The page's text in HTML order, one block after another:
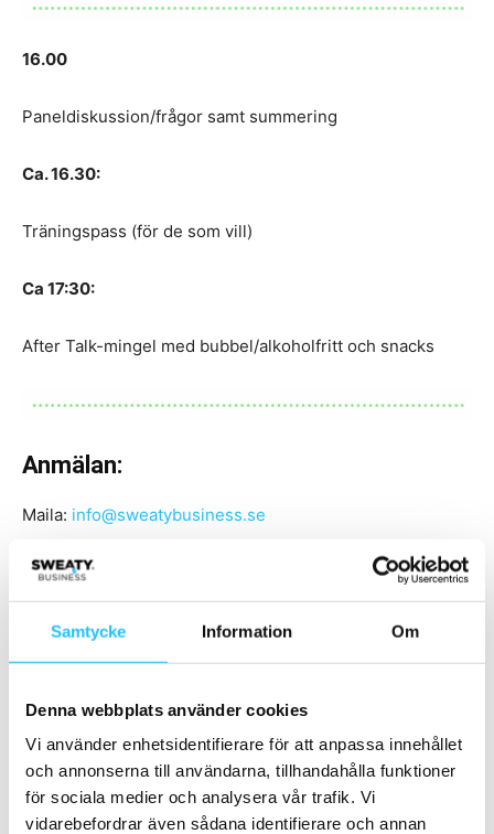
Samtycke Information Om
Denna webbplats använder cookies
Vi använder enhetsidentifierare för att anpassa innehållet
och annonserna till användarna, tillhandahålla funktioner
för sociala medier och analysera vår trafik. Vi
vidarebefordrar även sådana identifierare och annan
16.00
Paneldiskussion/frågor samt summering
Ca. 16.30:
Träningspass (för de som vill)
Ca 17:30:
After Talk-mingel med bubbel/alkoholfritt och snacks
Anmälan:
Maila: info@sweatybusiness.se
Ange: Namn/företagsnamn, antal deltagare, ev.
intoleranser/allergier avseende kost samt
faktureringsadress inklusive evt. Mailbox dit fakturan kan
mailas.
Fakturering sker i samband med anmälan (30 dagars
betalningsvillkor)
Obs. Anmälan är bindande